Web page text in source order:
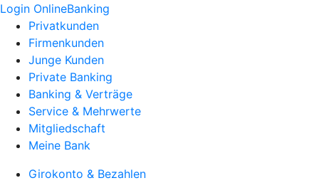
Login OnlineBanking
Privatkunden
Firmenkunden
Junge Kunden
Private Banking
Banking & Verträge
Service & Mehrwerte
Mitgliedschaft
Meine Bank
Girokonto & Bezahlen